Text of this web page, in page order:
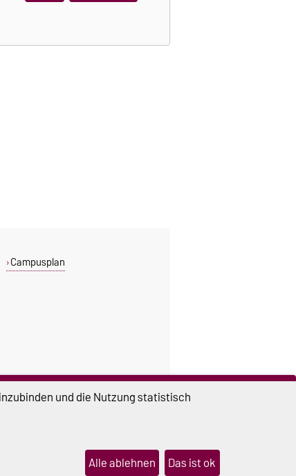
Campusplan
DIESE SEITEund die Nutzung statistisch
Alle ablehnen Das ist ok